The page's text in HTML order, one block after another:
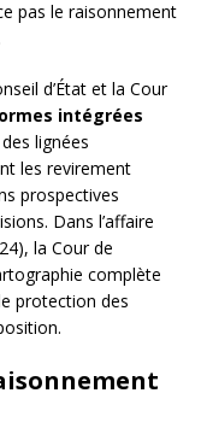
pas le raisonnement
d’État et la Cour
intégrées
lignées
les revirement
prospectives
Dans l’affaire
la Cour de
complète
protection des